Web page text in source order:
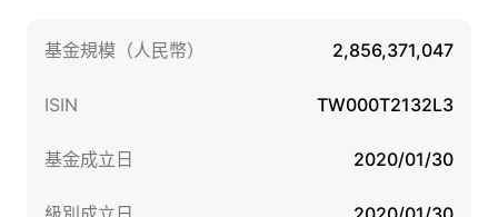
基金規模（人民幣） 2,856,371,047
ISIN TW000T2132L3
基金成立日 2020/01/30